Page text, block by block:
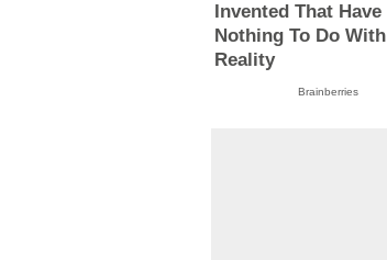
Invented That Have
Nothing To Do With
Reality
Brainberries